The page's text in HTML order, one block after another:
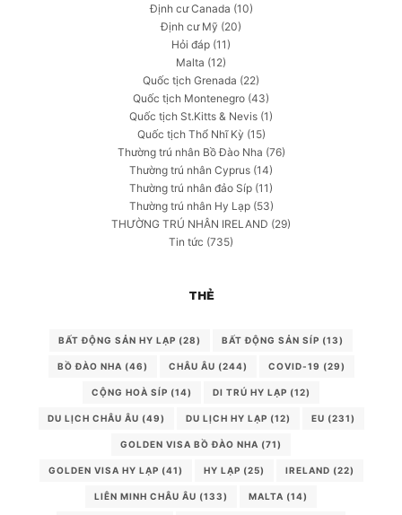
Định cư Canada (10)
Định cư Mỹ (20)
Hỏi đáp (11)
Malta (12)
Quốc tịch Grenada (22)
Quốc tịch Montenegro (43)
Quốc tịch St.Kitts & Nevis (1)
Quốc tịch Thổ Nhĩ Kỳ (15)
Thường trú nhân Bồ Đào Nha (76)
Thường trú nhân Cyprus (14)
Thường trú nhân đảo Síp (11)
Thường trú nhân Hy Lạp(53)
THƯỜNG TRÚ NHÂN IRELAND (29)
Tin tức (735)
THẺ
BẤT ĐỘNG SẢN HY LẠP (28) BẤT ĐỘNG SẢN SÍP (13)
BỒ ĐÀO NHA (46) CHÂU ÂU (244) COVID-19 (29)
CỘNG HOÀ SÍP (14) DI TRÚ HY LẠP (12)
DU LỊCH CHÂU ÂU (49) DU LỊCH HY LẠP (12) EU (231)
GOLDEN VISA BỒ ĐÀO NHA (71)
GOLDEN VISA HY LẠP (41) HY LẠP (25) IRELAND (22)
LIÊN MINH CHÂU ÂU (133) MALTA (14)